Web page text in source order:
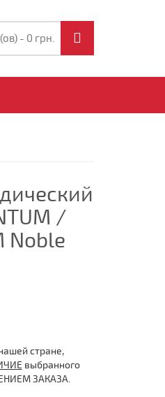
- 0 грн.
/
Noble
стране,
выбранного
ЗАКАЗА.